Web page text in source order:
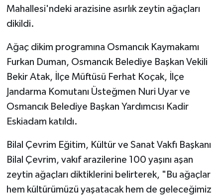
Mahallesi'ndeki arazisine asırlık zeytin ağaçları
dikildi.
Ağaç dikim programına Osmancık Kaymakamı
Furkan Duman, Osmancık Belediye Başkan Vekili
Bekir Atak, İlçe Müftüsü Ferhat Koçak, İlçe
Jandarma Komutanı Üsteğmen Nuri Uyar ve
Osmancık Belediye Başkan Yardımcısı Kadir
Eskiadam katıldı.
Bilal Çevrim Eğitim, Kültür ve Sanat Vakfı Başkanı
Bilal Çevrim, vakıf arazilerine 100 yaşını aşan
zeytin ağaçları diktiklerini belirterek, "Bu ağaçlar
hem kültürümüzü yaşatacak hem de geleceğimiz